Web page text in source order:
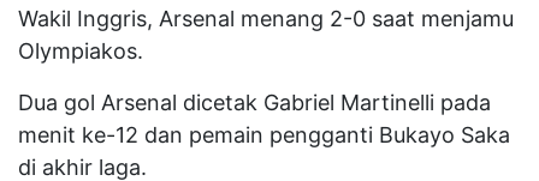
Wakil Inggris, Arsenal menang 2-0 saat menjamu
Olympiakos.
Dua gol Arsenal dicetak Gabriel Martinelli pada
menit ke-12 dan pemain pengganti Bukayo Saka
di akhir laga.